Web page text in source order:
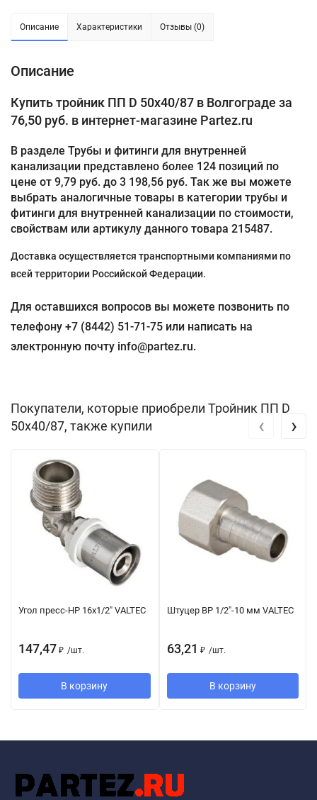
Описание Характеристики Отзывы (0)
Описание
Купить тройник ПП D 50х40/87 в Волгограде за
76,50 руб. в интернет-магазине Partez.ru
В разделе Трубы и фитинги для внутренней
канализации представлено более 124 позиций по
цене от 9,79 руб. до 3 198,56 руб. Так же вы можете
выбрать аналогичные товары в категории трубы и
фитинги для внутренней канализации по стоимости,
свойствам или артикулу данного товара 215487.
Доставка осуществляется транспортными компаниями по
всей территории Российской Федерации.
Для оставшихся вопросов вы можете позвонить по
телефону +7 (8442) 51-71-75 или написать на
электронную почту info@partez.ru.
Покупатели, которые приобрели Тройник ПП D
50х40/87, также купили
Угол пресс-НР 16х1/2" VALTEC
147,47 ₽ /шт.
В корзину
Штуцер ВР 1/2"-10 мм VALTEC
63,21 ₽ /шт.
В корзину
‹ ›